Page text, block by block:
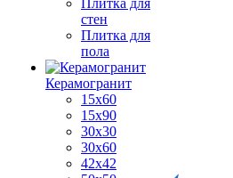
Плитка для
стен
Плитка для
пола
Керамогранит
15х60
15x90
30х30
30х60
42х42